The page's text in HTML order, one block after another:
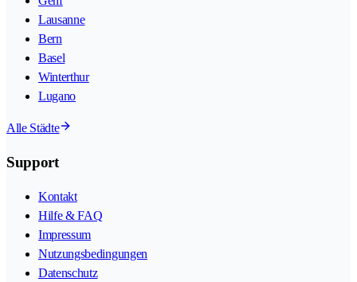
Lausanne
Bern
Basel
Winterthur
Lugano
Alle Städte
Support
Kontakt
Hilfe & FAQ
Impressum
Nutzungsbedingungen
Datenschutz